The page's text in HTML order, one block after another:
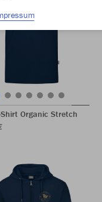
Shirt Organic Stretch